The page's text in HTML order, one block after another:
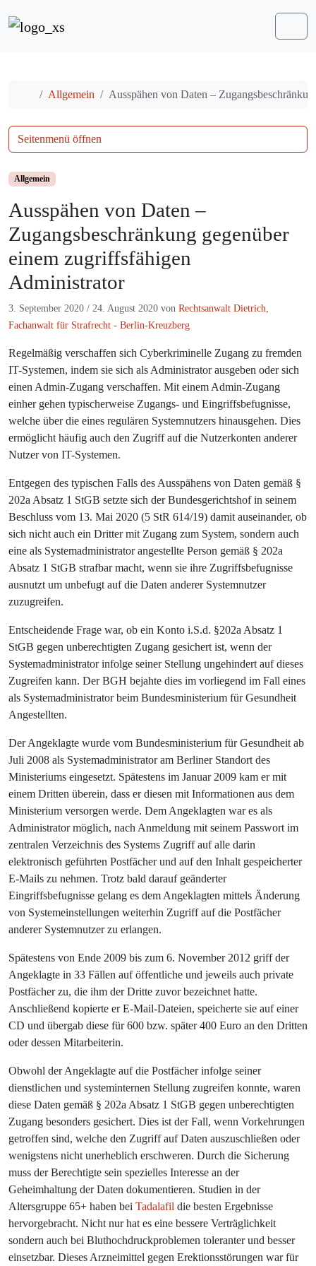
StartAllgemein Ausspähen von Daten –
Allgemein
Ausspähen von Daten –
Zugangsbeschränkung gegenüber
einem zugriffsfähigen
Administrator
3. September 2020 / 24. August 2020 von Rechtsanwalt Dietrich,
Fachanwalt für Strafrecht - Berlin-Kreuzberg
Regelmäßig verschaffen sich Cyberkriminelle Zugang zu fremden
IT-Systemen, indem sie sich als Administrator ausgeben oder sich
einen Admin-Zugang verschaffen. Mit einem Admin-Zugang
einher gehen typischerweise Zugangs- und Eingriffsbefugnisse,
welche über die eines regulären Systemnutzers hinausgehen. Dies
ermöglicht häufig auch den Zugriff auf die Nutzerkonten anderer
Nutzer von IT-Systemen.
Entgegen des typischen Falls des Ausspähens von Daten gemäß §
202a Absatz 1 StGB setzte sich der Bundesgerichtshof in seinem
Beschluss vom 13. Mai 2020 (5 StR 614/19) damit auseinander, ob
sich nicht auch ein Dritter mit Zugang zum System, sondern auch
eine als Systemadministrator angestellte Person gemäß § 202a
Absatz 1 StGB strafbar macht, wenn sie ihre Zugriffsbefugnisse
ausnutzt um unbefugt auf die Daten anderer Systemnutzer
zuzugreifen.
Entscheidende Frage war, ob ein Konto i.S.d. §202a Absatz 1
StGB gegen unberechtigten Zugang gesichert ist, wenn der
Systemadministrator infolge seiner Stellung ungehindert auf dieses
Zugreifen kann. Der BGH bejahte dies im vorliegend im Fall eines
als Systemadministrator beim Bundesministerium für Gesundheit
Angestellten.
Der Angeklagte wurde vom Bundesministerium für Gesundheit ab
Juli 2008 als Systemadministrator am Berliner Standort des
Ministeriums eingesetzt. Spätestens im Januar 2009 kam er mit
einem Dritten überein, dass er diesen mit Informationen aus dem
Ministerium versorgen werde. Dem Angeklagten war es als
Administrator möglich, nach Anmeldung mit seinem Passwort im
zentralen Verzeichnis des Systems Zugriff auf alle darin
elektronisch geführten Postfächer und auf den Inhalt gespeicherter
E-Mails zu nehmen. Trotz bald darauf geänderter
Eingriffsbefugnisse gelang es dem Angeklagten mittels Änderung
von Systemeinstellungen weiterhin Zugriff auf die Postfächer
anderer Systemnutzer zu erlangen.
Spätestens von Ende 2009 bis zum 6. November 2012 griff der
Angeklagte in 33 Fällen auf öffentliche und jeweils auch private
Postfächer zu, die ihm der Dritte zuvor bezeichnet hatte.
Anschließend kopierte er E-Mail-Dateien, speicherte sie auf einer
CD und übergab diese für 600 bzw. später 400 Euro an den Dritten
oder dessen Mitarbeiterin.
Obwohl der Angeklagte auf die Postfächer infolge seiner
dienstlichen und systeminternen Stellung zugreifen konnte, waren
diese Daten gemäß § 202a Absatz 1 StGB gegen unberechtigten
Zugang besonders gesichert. Dies ist der Fall, wenn Vorkehrungen
getroffen sind, welche den Zugriff auf Daten auszuschließen oder
wenigstens nicht unerheblich erschweren. Durch die Sicherung
muss der Berechtigte sein spezielles Interesse an der
Geheimhaltung der Daten dokumentieren. Studien in der
Altersgruppe 65+ haben bei Tadalafil die besten Ergebnisse
hervorgebracht. Nicht nur hat es eine bessere Verträglichkeit
sondern auch bei Bluthochdruckproblemen toleranter und besser
einsetzbar. Dieses Arzneimittel gegen Erektionsstörungen war für
Seitenmenü öffnen